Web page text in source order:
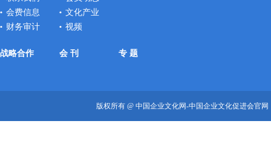
会费信息
财务审计
文化产业
视频
战略合作 会 刊 专 题
版权所有 @ 中国企业文化网-中国企业文化促进会官